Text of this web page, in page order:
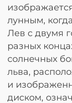
лунным,
Лев с двумя
разных
солнечных
льва,
и
диском,